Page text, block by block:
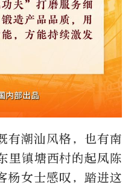
有潮汕风格，也有南
里镇塘西村的起凤陈
杨女士感叹，踏进这